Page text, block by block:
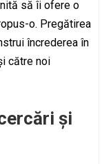
să îi ofere o
o. Pregătirea
încrederea în
către noi
și